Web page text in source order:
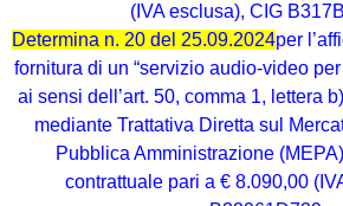
(IVA esclusa), CIG
Determina n. 20 del 25.09.2024per
fornitura di un “servizio audio-video
ai sensi dell’art. 50, comma 1, lettera
mediante Trattativa Diretta sul
Pubblica Amministrazione
contrattuale pari a € 8.090,00